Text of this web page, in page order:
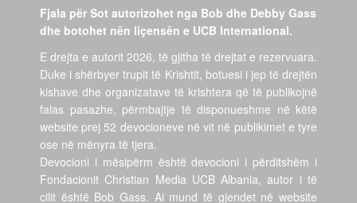
Fjala për Sot autorizohet nga Bob dhe Debby Gass
dhe botohet nën liçensën e UCB International.
E drejta e autorit 2026, të gjitha të drejtat e rezervuara.
Duke i shërbyer trupit të Krishtit, botuesi i jep të drejtën
kishave dhe organizatave të krishtera që të publikojnë
falas pasazhe, përmbajtje të disponueshme në këtë
website prej 52 devocioneve në vit në publikimet e tyre
ose në mënyra të tjera.
Devocioni i mësipërm është devocioni i përditshëm i
Fondacionit Christian Media UCB Albania, autor i të
cilit është Bob Gass. Ai mund të gjendet në website